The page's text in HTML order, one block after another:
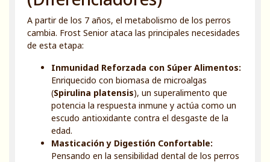
A partir de los 7 años, el metabolismo de los perros
cambia. Frost Senior ataca las principales necesidades
de esta etapa:
Inmunidad Reforzada con Súper Alimentos:
Enriquecido con biomasa de microalgas
(Spirulina platensis), un superalimento que
potencia la respuesta inmune y actúa como un
escudo antioxidante contra el desgaste de la
edad.
Masticación y Digestión Confortable:
Pensando en la sensibilidad dental de los perros